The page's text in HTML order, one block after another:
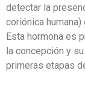
detectar la
coriónica humana)
Esta hormona es
la concepción y
primeras etapas